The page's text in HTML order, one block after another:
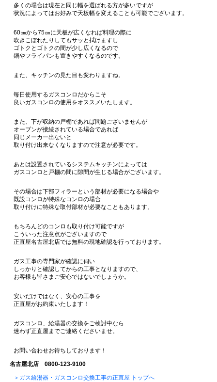
多くの場合は現在と同じ幅を選ばれる方が多いですが
状況によってはお好みで天板幅を変えることも可能でございます。
60㎝から75㎝に天板が広くなれば料理の際に
吹きこぼれたりしてもサッと拭けますし
ゴトクとゴトクの間が少し広くなるので
鍋やフライパンも置きやすくなるのです。
また、キッチンの見た目も変わりますね。
毎日使用するガスコンロだからこそ
良いガスコンロの使用をオススメいたします。
また、下が収納の戸棚であれば問題ございませんが
オーブンが接続されている場合であれば
同じメーカー出ないと
取り付け出来なくなりますので注意が必要です。
あとは設置されているシステムキッチンによっては
ガスコンロと戸棚の間に隙間が生じる場合がございます。
その場合は下部フィラーという部材が必要になる場合や
既設コンロが特殊なコンロの場合
取り付けに特殊な取付部材が必要なこともあります。
もちろんどのコンロも取り付け可能ですが
こういった注意点がございますので
正直屋名古屋北店では無料の現地確認を行っております。
ガス工事の専門家が確認に伺い
しっかりと確認してからの工事となりますので、
お客様も皆さまご安心ではないでしょうか。
安いだけではなく、安心の工事を
正直屋がお約束いたします！
ガスコンロ、給湯器の交換をご検討中なら
迷わず正直屋までご連絡くださいませ。
お問い合わせお待ちしております！
名古屋北店 0800-123-9100
＞ガス給湯器・ガスコンロ交換工事の正直屋 トップへ